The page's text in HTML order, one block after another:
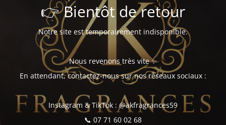
👉 Bientôt de retour
Notre site est temporairement indisponible.
Nous revenons très vite ✨
En attendant, contactez-nous sur nos réseaux sociaux :
Instagram & TikTok : @akfragrances59
📞 07 71 60 02 68